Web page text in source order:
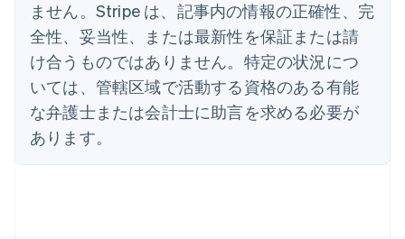
ません。Stripe は、記事内の情報の正確性、完
全性、妥当性、または最新性を保証または請
け合うものではありません。特定の状況につ
いては、管轄区域で活動する資格のある有能
な弁護士または会計士に助言を求める必要が
あります。
English
エストニア
English
オーストラリア
English
オーストリア
オランダ
NederlandsEnglish